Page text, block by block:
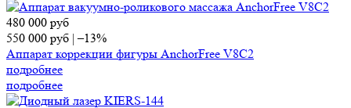
480 000 руб
550 000 руб |–13%
Аппарат коррекции фигуры AnchorFree V8C2
подробнее
подробнее